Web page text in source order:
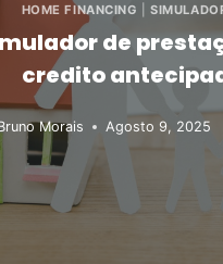
HOME FINANCING
|
de
credito
Morais Agosto 9, 2025